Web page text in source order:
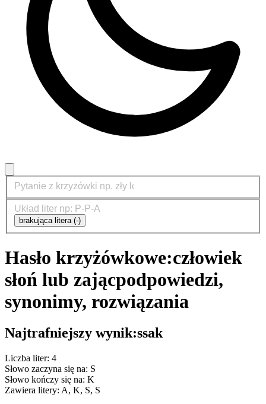
brakująca litera (-)
Hasło krzyżówkowe:człowiek
słoń lub zającpodpowiedzi,
synonimy, rozwiązania
Najtrafniejszy wynik:ssak
Liczba liter: 4
Słowo zaczyna się na: S
Słowo kończy się na: K
Zawiera litery: A, K, S, S